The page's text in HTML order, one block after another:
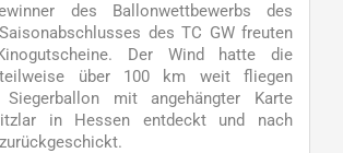
des Ballonwettbewerbs des
des TC GW freuten
Der Wind hatte die
über 100 km weit fliegen
Siegerballon mit angehängter Karte
in Hessen entdeckt und nach